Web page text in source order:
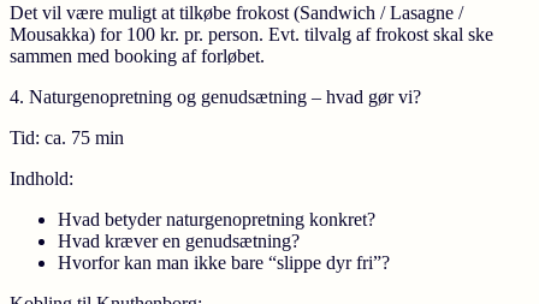
Det vil være muligt at tilkøbe frokost (Sandwich / Lasagne /
Mousakka) for 100 kr. pr. person. Evt. tilvalg af frokost skal ske
sammen med booking af forløbet.
4. Naturgenopretning og genudsætning – hvad gør vi?
Tid: ca. 75 min
Indhold:
Hvad betyder naturgenopretning konkret?
Hvad kræver en genudsætning?
Hvorfor kan man ikke bare “slippe dyr fri”?